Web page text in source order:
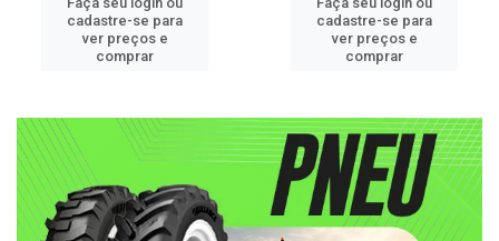
cadastre-se para
ver preços e
comprar
cadastre-se para
ver preços e
comprar